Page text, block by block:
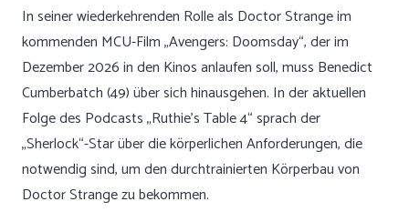
In seiner wiederkehrenden Rolle als Doctor Strange im
kommenden MCU-Film „Avengers: Doomsday“, der im
Dezember 2026 in den Kinos anlaufen soll, muss Benedict
Cumberbatch (49) über sich hinausgehen. In der aktuellen
Folge des Podcasts „Ruthie’s Table 4“ sprach der
„Sherlock“-Star über die körperlichen Anforderungen, die
notwendig sind, um den durchtrainierten Körperbau von
Doctor Strange zu bekommen.